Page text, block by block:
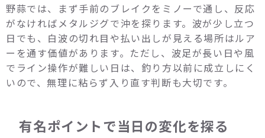
野蒜では、まず手前のブレイクをミノーで通し、反応
がなければメタルジグで沖を探ります。波が少し立つ
日でも、白波の切れ目や払い出しが見える場所はルア
ーを通す価値があります。ただし、波足が長い日や風
でライン操作が難しい日は、釣り方以前に成立しにく
いので、無理に粘らず入り直す判断も大切です。
有名ポイントで当日の変化を探る